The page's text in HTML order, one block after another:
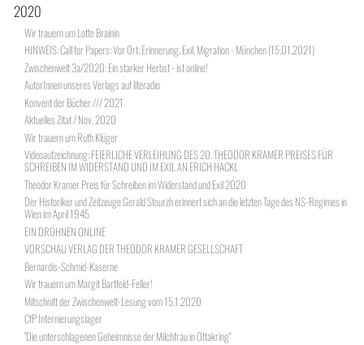
2020
Wir trauern um Lotte Brainin
HINWEIS: Call for Papers: Vor Ort: Erinnerung, Exil, Migration - München (15.01.2021)
Zwischenwelt 3a/2020: Ein starker Herbst - ist online!
AutorInnen unseres Verlags auf literadio
Konvent der Bücher /// 2021
Aktuelles Zitat / Nov. 2020
Wir trauern um Ruth Klüger
Videoaufzeichnung: FEIERLICHE VERLEIHUNG DES 20. THEODOR KRAMER PREISES FÜR
SCHREIBEN IM WIDERSTAND UND IM EXIL AN ERICH HACKL
Theodor Kramer Preis für Schreiben im Widerstand und Exil 2020
Der Historiker und Zeitzeuge Gerald Stourzh erinnert sich an die letzten Tage des NS-Regimes in
Wien im April 1945
EIN DRÖHNEN ONLINE
VORSCHAU VERLAG DER THEODOR KRAMER GESELLSCHAFT
Bernardis-Schmid-Kaserne
Wir trauern um Margit Bartfeld-Feller!
Mitschnitt der Zwischenwelt-Lesung vom 15.1.2020
CfP Internierungslager
"Die unterschlagenen Geheimnisse der Milchfrau in Ottakring"